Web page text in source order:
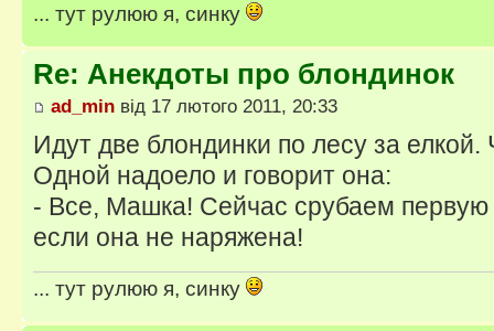
... тут рулюю я, синку
Re: Анекдоты про блондинок
ad_min від 17 лютого 2011, 20:33
Идут две блондинки по лесу за елкой.
Одной надоело и говорит она:
- Все, Машка! Сейчас срубаем
если она не наряжена!
... тут рулюю я, синку